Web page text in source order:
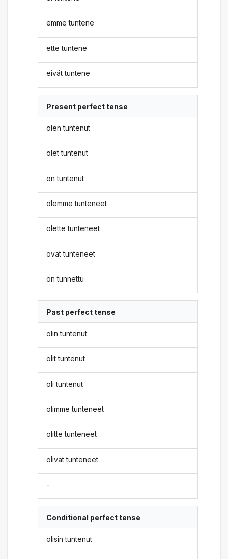
emme tuntene
ette tuntene
eivät tuntene
Present perfect tense
olen tuntenut
olet tuntenut
on tuntenut
olemme tunteneet
olette tunteneet
ovat tunteneet
on tunnettu
Past perfect tense
olin tuntenut
olit tuntenut
oli tuntenut
olimme tunteneet
olitte tunteneet
olivat tunteneet
-
Conditional perfect tense
olisin tuntenut